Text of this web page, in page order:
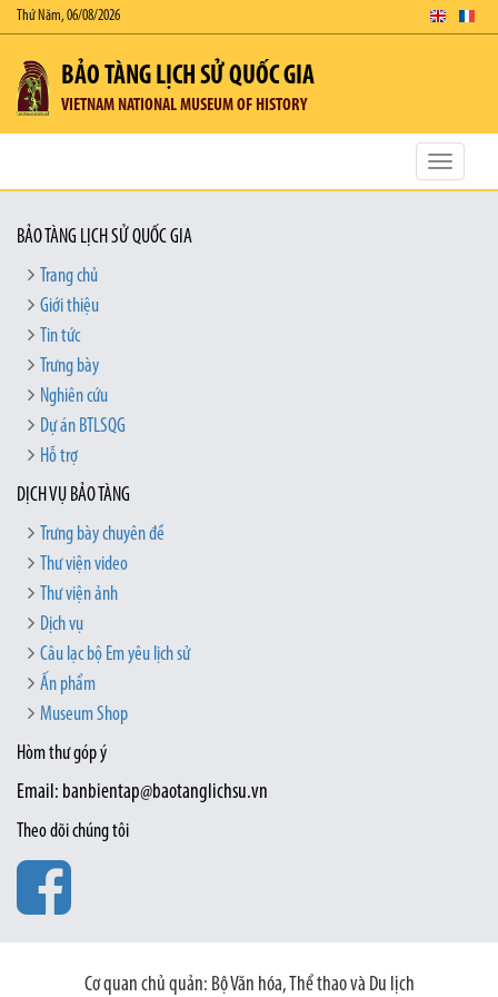
Thứ Năm, 06/08/2026
BẢO TÀNG LỊCH SỬ QUỐC GIA
VIETNAM NATIONAL MUSEUM OF HISTORY
Toggle
BẢO TÀNG LỊCH SỬ QUỐC GIA
Trang chủ
Giới thiệu
Tin tức
Trưng bày
Nghiên cứu
Dự án BTLSQG
Hỗ trợ
DỊCH VỤ BẢO TÀNG
Trưng bày chuyên đề
Thư viện video
Thư viện ảnh
Dịch vụ
Câu lạc bộ Em yêu lịch sử
Ấn phẩm
Museum Shop
Hòm thư góp ý
Email: banbientap@baotanglichsu.vn
Theo dõi chúng tôi
Cơ quan chủ quản: Bộ Văn hóa, Thể thao và Du lịch